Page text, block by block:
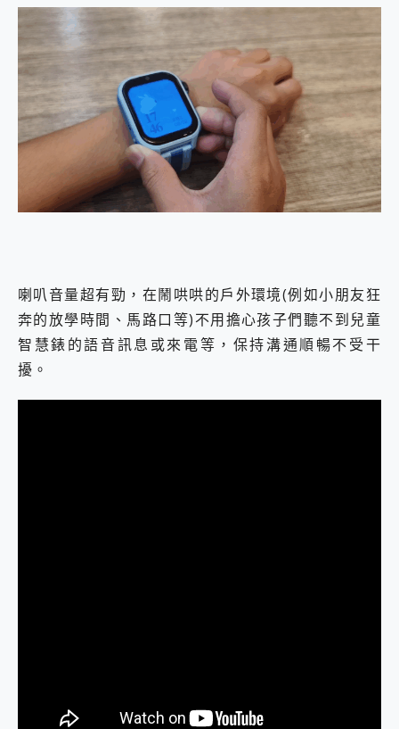
喇叭音量超有勁，在鬧哄哄的戶外環境(例如小朋友狂
奔的放學時間、馬路口等)不用擔心孩子們聽不到兒童
智慧錶的語音訊息或來電等，保持溝通順暢不受干
擾。